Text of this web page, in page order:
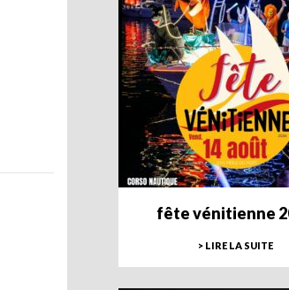
fête vénitienne
> LIRE LA SUITE